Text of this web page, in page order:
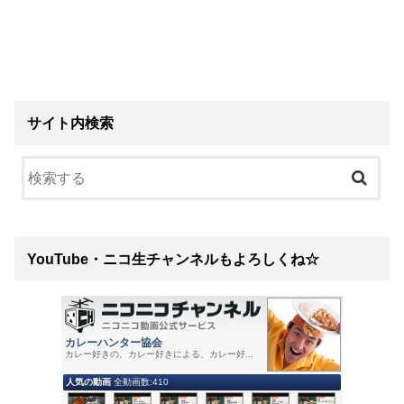
サイト内検索
YouTube・ニコ生チャンネルもよろしくね☆